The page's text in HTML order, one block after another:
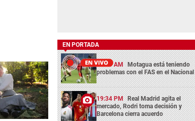
EN PORTADA
11:45 AM Motagua está teniendo
problemas con el FAS en el Nacional
19:34 PM Real Madrid agita el
mercado, Rodri toma decisión y
Barcelona cierra acuerdo